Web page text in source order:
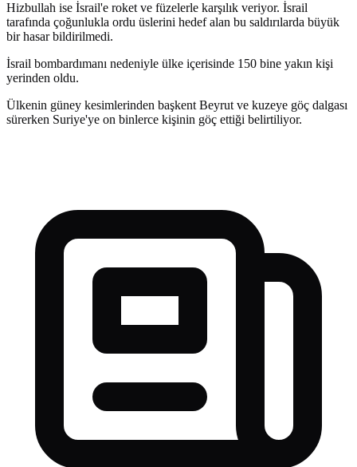
Hizbullah ise İsrail'e roket ve füzelerle karşılık veriyor. İsrail
tarafında çoğunlukla ordu üslerini hedef alan bu saldırılarda büyük
bir hasar bildirilmedi.
İsrail bombardımanı nedeniyle ülke içerisinde 150 bine yakın kişi
yerinden oldu.
Ülkenin güney kesimlerinden başkent Beyrut ve kuzeye göç dalgası
sürerken Suriye'ye on binlerce kişinin göç ettiği belirtiliyor.